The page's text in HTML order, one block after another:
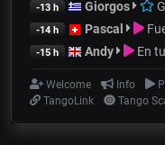
-13 h Giorgos
-14 h Pascal
-15 h Andy En
Welcome Info
TangoLink
Tango